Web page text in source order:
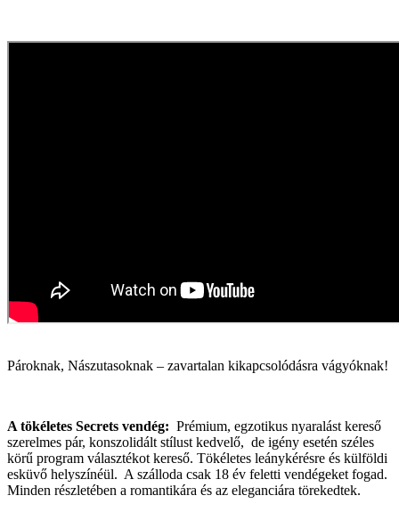
Pároknak, Nászutasoknak – zavartalan kikapcsolódásra vágyóknak!
A tökéletes Secrets vendég: Prémium, egzotikus nyaralást kereső
szerelmes pár, konszolidált stílust kedvelő, de igény esetén széles
körű program választékot kereső. Tökéletes leánykérésre és külföldi
esküvő helyszínéül. A szálloda csak 18 év feletti vendégeket fogad.
Minden részletében a romantikára és az eleganciára törekedtek.